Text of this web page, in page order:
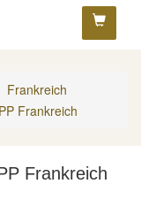
Frankreich
Frankreich
Frankreich